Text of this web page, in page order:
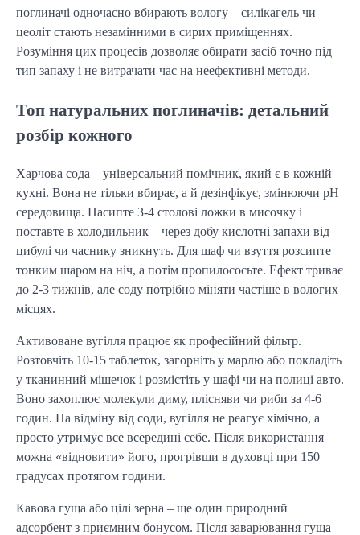
поглиначі одночасно вбирають вологу – силікагель чи
цеоліт стають незамінними в сирих приміщеннях.
Розуміння цих процесів дозволяє обирати засіб точно під
тип запаху і не витрачати час на неефективні методи.
Топ натуральних поглиначів: детальний
розбір кожного
Харчова сода – універсальний помічник, який є в кожній
кухні. Вона не тільки вбирає, а й дезінфікує, змінюючи pH
середовища. Насипте 3-4 столові ложки в мисочку і
поставте в холодильник – через добу кислотні запахи від
цибулі чи часнику зникнуть. Для шаф чи взуття розсипте
тонким шаром на ніч, а потім пропилососьте. Ефект триває
до 2-3 тижнів, але соду потрібно міняти частіше в вологих
місцях.
Активоване вугілля працює як професійний фільтр.
Розтовчіть 10-15 таблеток, загорніть у марлю або покладіть
у тканинний мішечок і розмістіть у шафі чи на полиці авто.
Воно захоплює молекули диму, плісняви чи риби за 4-6
годин. На відміну від соди, вугілля не реагує хімічно, а
просто утримує все всередині себе. Після використання
можна «відновити» його, прогрівши в духовці при 150
градусах протягом години.
Кавова гуща або цілі зерна – ще один природний
адсорбент з приємним бонусом. Після заварювання гуща